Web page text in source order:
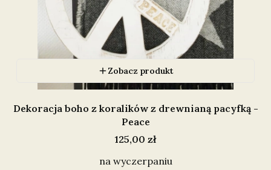
Zobacz produkt
Dekoracja boho z koralików z drewnianą pacyfką -
Peace
Cena
125,00 zł
na wyczerpaniu